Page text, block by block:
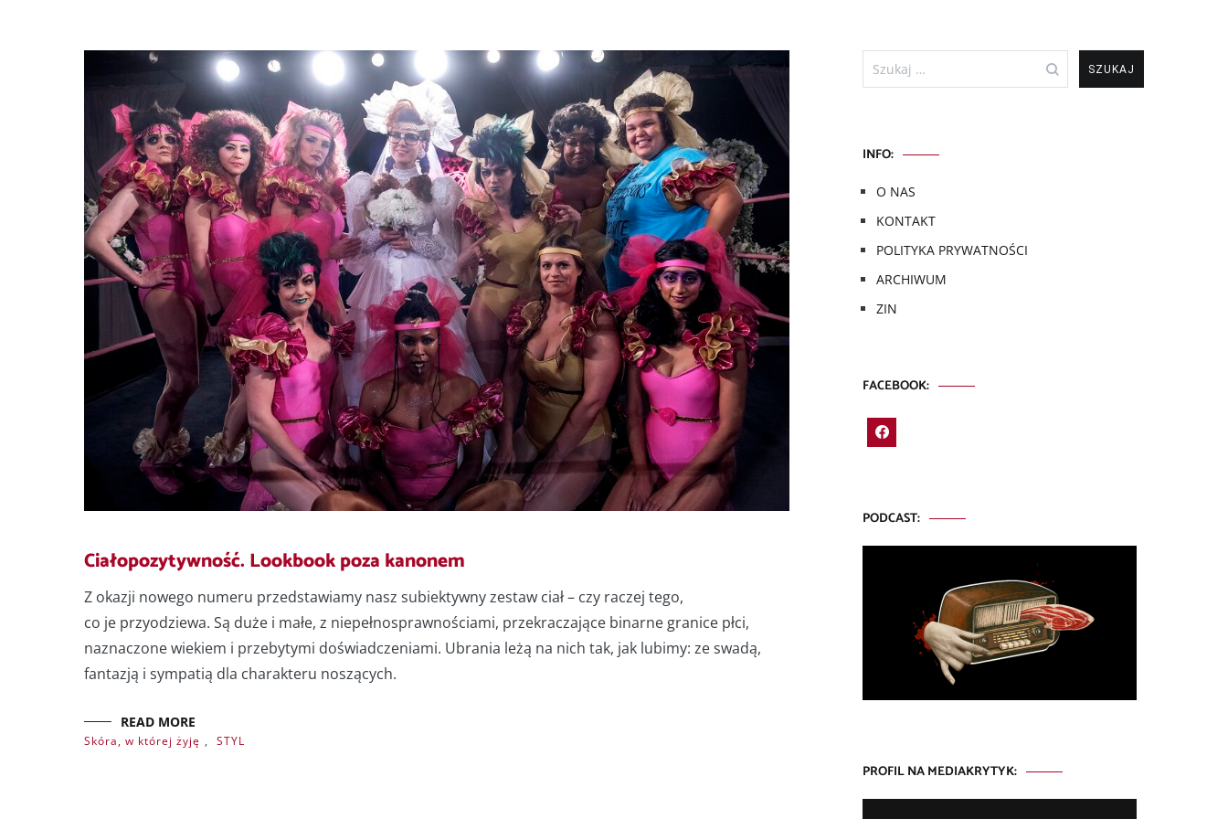
Ciałopozytywność. Lookbook poza kanonem
Z okazji nowego numeru przedstawiamy nasz subiektywny zestaw ciał – czy raczej tego,
co je przyodziewa. Są duże i małe, z niepełnosprawnościami, przekraczające binarne granice płci,
naznaczone wiekiem i przebytymi doświadczeniami. Ubrania leżą na nich tak, jak lubimy: ze swadą,
fantazją i sympatią dla charakteru noszących.
READ MORE
Skóra, w której żyję , STYL
Szukaj:
INFO:
O NAS
KONTAKT
POLITYKA PRYWATNOŚCI
ARCHIWUM
ZIN
FACEBOOK:
PODCAST:
PROFIL NA MEDIAKRYTYK: